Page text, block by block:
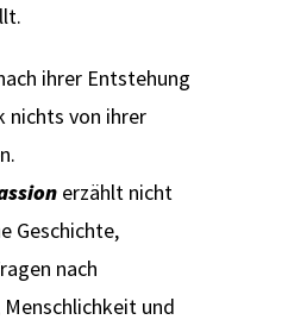
ihrer Entstehung
nichts von ihrer
erzählt nicht
Geschichte,
nach
und